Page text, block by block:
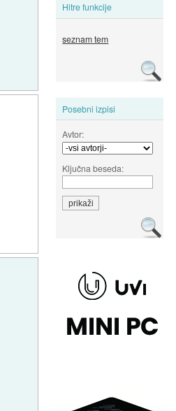
Hitre funkcije
seznam tem
Posebni izpisi
Avtor:
Ključna beseda: